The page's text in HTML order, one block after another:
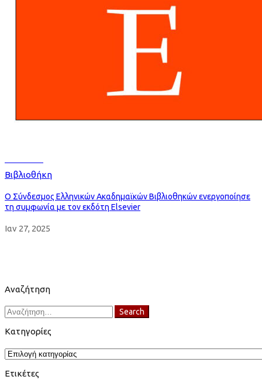
Βιβλιοθήκη
Ο Σύνδεσμος Ελληνικών Ακαδημαϊκών Βιβλιοθηκών ενεργοποίησε
τη συμφωνία με τον εκδότη Elsevier
Ιαν 27, 2025
Αναζήτηση
Search
for:
Search
Κατηγορίες
Κατηγορίες
Ετικέτες